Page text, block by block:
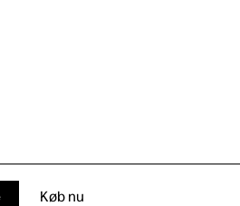
Køb nu